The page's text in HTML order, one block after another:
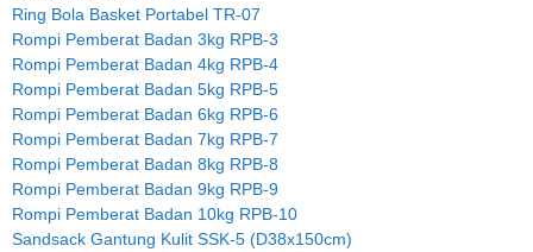
Ring Bola Basket Portabel TR-07
Rompi Pemberat Badan 3kg RPB-3
Rompi Pemberat Badan 4kg RPB-4
Rompi Pemberat Badan 5kg RPB-5
Rompi Pemberat Badan 6kg RPB-6
Rompi Pemberat Badan 7kg RPB-7
Rompi Pemberat Badan 8kg RPB-8
Rompi Pemberat Badan 9kg RPB-9
Rompi Pemberat Badan 10kg RPB-10
Sandsack Gantung Kulit SSK-5 (D38x150cm)